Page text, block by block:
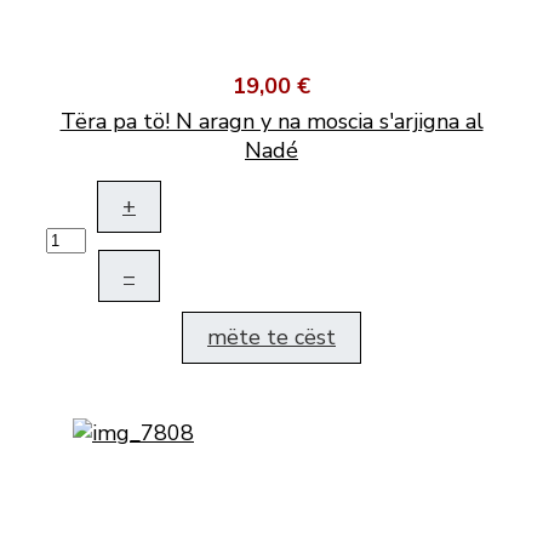
19,00 €
Tëra pa tö! N aragn y na moscia s'arjigna al
Nadé
+
–
mëte te cëst